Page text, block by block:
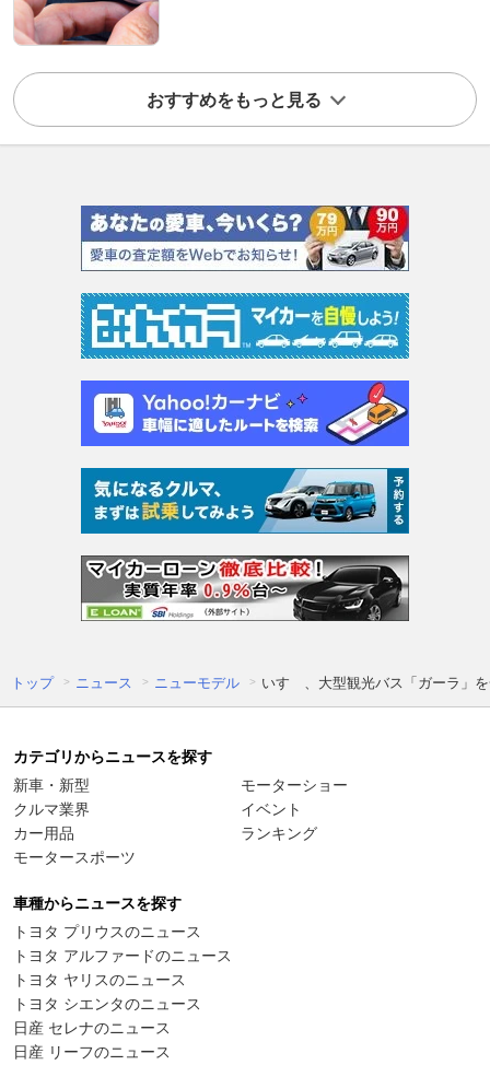
おすすめをもっと見る
トップ ニュース ニューモデル いすゞ、大型観光バス「ガーラ
カテゴリからニュースを探す
新車・新型
クルマ業界
カー用品
モータースポーツ
モーターショー
イベント
ランキング
車種からニュースを探す
トヨタ プリウスのニュース
トヨタ アルファードのニュース
トヨタ ヤリスのニュース
トヨタ シエンタのニュース
日産 セレナのニュース
日産 リーフのニュース